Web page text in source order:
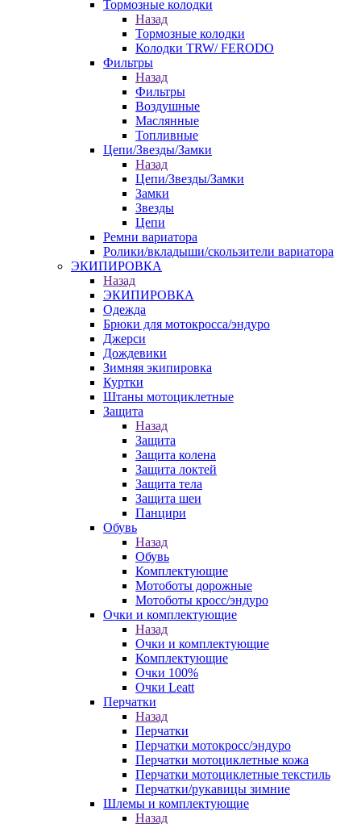
Тормозные колодки
Назад
Тормозные колодки
Колодки TRW/ FERODO
Фильтры
Назад
Фильтры
Воздушные
Маслянные
Топливные
Цепи/Звезды/Замки
Назад
Цепи/Звезды/Замки
Замки
Звезды
Цепи
Ремни вариатора
Ролики/вкладыши/скользители вариатора
ЭКИПИРОВКА
Назад
ЭКИПИРОВКА
Одежда
Брюки для мотокросса/эндуро
Джерси
Дождевики
Зимняя экипировка
Куртки
Штаны мотоциклетные
Защита
Назад
Защита
Защита колена
Защита локтей
Защита тела
Защита шеи
Панцири
Обувь
Назад
Обувь
Комплектующие
Мотоботы дорожные
Мотоботы кросс/эндуро
Очки и комплектующие
Назад
Очки и комплектующие
Комплектующие
Очки 100%
Очки Leatt
Перчатки
Назад
Перчатки
Перчатки мотокросс/эндуро
Перчатки мотоциклетные кожа
Перчатки мотоциклетные текстиль
Перчатки/рукавицы зимние
Шлемы и комплектующие
Назад